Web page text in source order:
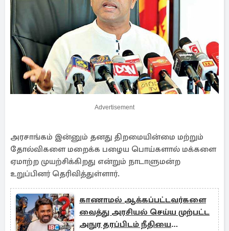
Advertisement
அரசாங்கம் இன்னும் தனது திறமையின்மை மற்றும்
தோல்விகளை மறைக்க பழைய பொய்களால் மக்களை
ஏமாற்ற முயற்சிக்கிறது என்றும் நாடாளுமன்ற
உறுப்பினர் தெரிவித்துள்ளார்.
காணாமல் ஆக்கப்பட்டவர்களை
வைத்து அரசியல் செய்ய முற்பட்ட
அநுர தரப்பிடம் நீதியை